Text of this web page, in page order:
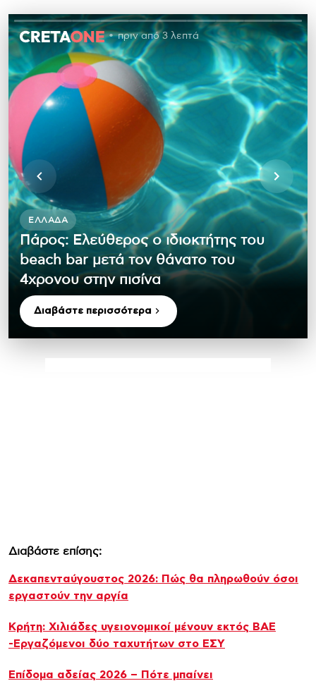
πριν από 3 λεπτά
ΕΛΛΆΔΑ
Πάρος: Ελεύθερος ο ιδιοκτήτης του
beach bar μετά τον θάνατο του
4χρονου στην πισίνα
Διαβάστε περισσότερα
Διαβάστε επίσης:
Δεκαπενταύγουστος 2026: Πώς θα πληρωθούν όσοι
εργαστούν την αργία
Κρήτη: Χιλιάδες υγειονομικοί μένουν εκτός ΒΑΕ
-Εργαζόμενοι δύο ταχυτήτων στο ΕΣΥ
Επίδομα αδείας 2026 – Πότε μπαίνει